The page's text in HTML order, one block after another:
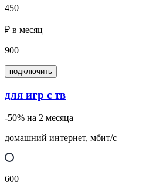
450
₽ в месяц
900
подключить
для игр с тв
-50% на 2 месяца
домашний интернет, мбит/с
600